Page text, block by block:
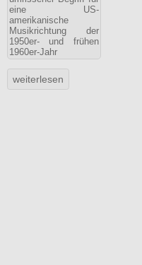
eine US-
amerikanische
Musikrichtung der
1950er- und frühen
1960er-Jahr